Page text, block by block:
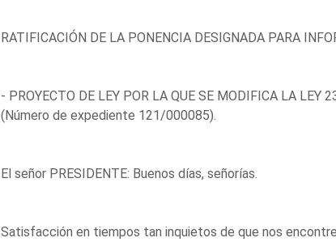
RATIFICACIÓN DE LA PONENCIA DESIGNADA PARA
- PROYECTO DE LEY POR LA QUE SE MODIFICA LA LEY
(Número de expediente 121/000085).
El señor PRESIDENTE: Buenos días, señorías.
Satisfacción en tiempos tan inquietos de que nos